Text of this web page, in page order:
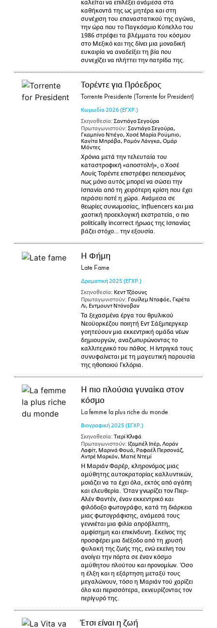
καλείται να επιλέξει ανάμεσα στα
καθήκοντά της ως μητέρα και στη
συνέχιση του επαναστατικού της αγώνα,
την ώρα που το Παγκόσμιο Κύπελλο του
1986 στρέφει τα βλέμματα του κόσμου
στο Μεξικό και της δίνει μια μοναδική
ευκαιρία να αναδείξει τη βία που
συνεχίζει να πλήττει την πατρίδα της.
Τορέντε για Πρόεδρος
Torrente Presidente (Torrente for President)
Κωμωδία 2026 (ΕΓΧΡ.)
Σκηνοθεσία: Σαντιάγο Σεγούρα
Πρωταγωνιστούν: Σαντιάγο Σεγούρα,
Γκαμπίνο Ντιέγο, Χοσέ Μαρία Ρούμπιο,
Κανίτα Μπράβα, Ραμόν Λάνγκα, Ομάρ
Μόντες
Χρόνια μετά την τελευταία του
καταστροφική «αποστολή», ο Χοσέ
Λουίς Τορέντε επιστρέφει πεπεισμένος
πως μόνο αυτός μπορεί να σώσει την
Ισπανία από τη χειρότερη κρίση που έχει
περάσει ποτέ η χώρα. Ανάμεσα σε
θεωρίες συνωμοσίας, influencers και μια
χαοτική προεκλογική εκστρατεία, ο πιο
politically incorrect ήρωας της Ισπανίας
βάζει στόχο… την εξουσία.
Η Φήμη
Late Fame
Δραματική 2025 (ΕΓΧΡ.)
Σκηνοθεσία: Κεντ Τζόουνς
Πρωταγωνιστούν: Γουίλεμ Νταφόε, Γκρέτα
Λι, Εντμουντ Ντόνοβαν
Τα ξεχασμένα έργα του θρυλικού
Νεοϋορκέζου ποιητή Εντ Σάξμπεργκερ
γοητεύουν μια εκκεντρική ομάδα νέων
δημιουργών, αναζωπυρώνοντας το
καλλιτεχνικό του πάθος. Η ίντριγκά τους
συνυφαίνεται με τη μαγευτική παρουσία
της ηθοποιού Γκλόρια.
Η πιο πλούσια γυναίκα στον
κόσμο
La femme la plus riche du monde
Βιογραφική 2025 (ΕΓΧΡ.)
Σκηνοθεσία: Τιερί Κλιφά
Πρωταγωνιστούν: Ιζαμπέλ Ιπέρ, Λοράν
Λαφίτ, Μαρινά Φουά, Ραφαέλ Περσονάζ,
Αντρέ Μαρκόν, Ματιέ Ντεμί
Η Μαριάν Φαρέρ, κληρονόμος μιας
αμύθητης αυτοκρατορίας καλλυντικών,
μοιάζει να τα έχει όλα, εκτός από αγάπη
και ελευθερία. Όταν γνωρίζει τον Πιερ-
Αλέν Φαντέν, έναν εκκεντρικό και
φιλόδοξο φωτογράφο, κατά τη διάρκεια
μιας φωτογράφισης, ανάμεσά τους
γεννιέται μια φιλία απρόβλεπτη,
αμφίσημη και επικίνδυνη. Εκείνος της
προσφέρει μια διέξοδο από τη χρυσή
φυλακή της ζωής της, ενώ εκείνη του
ανοίγει την πόρτα σε έναν κόσμο
αμύθητου πλούτου και προνομίων. Όσο
η έλξη και η εξάρτηση μεταξύ τους
μεγαλώνουν, τόσο η Μαριάν τού χαρίζει
όλο και περισσότερα, εκνευρίζοντας τον
περίγυρό της.
Έτσι είναι η ζωή